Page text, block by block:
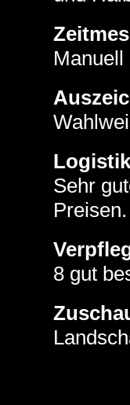
Sehr
Preisen.
8 gut